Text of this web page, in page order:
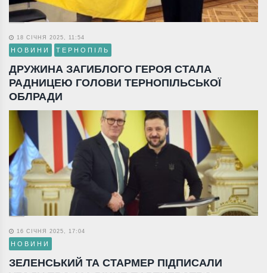
18 СІЧНЯ 2025, 11:54
НОВИНИ ТЕРНОПІЛЬ
ДРУЖИНА ЗАГИБЛОГО ГЕРОЯ СТАЛА
РАДНИЦЕЮ ГОЛОВИ ТЕРНОПІЛЬСЬКОЇ
ОБЛРАДИ
16 СІЧНЯ 2025, 17:04
НОВИНИ
ЗЕЛЕНСЬКИЙ ТА СТАРМЕР ПІДПИСАЛИ